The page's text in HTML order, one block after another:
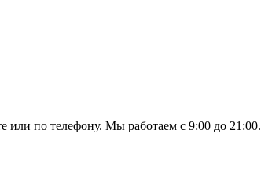
или по телефону. Мы работаем с 9:00 до 21:00.